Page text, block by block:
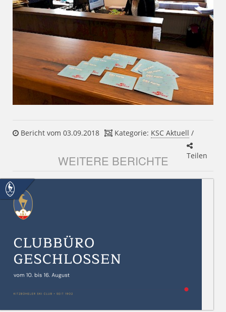
Bericht vom 03.09.2018 Kategorie: KSC Aktuell /
Teilen
WEITERE BERICHTE